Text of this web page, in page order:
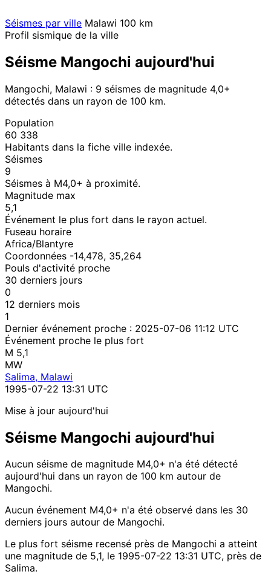
Séismes par ville Malawi 100 km
Profil sismique de la ville
Séisme Mangochi aujourd'hui
Mangochi, Malawi : 9 séismes de magnitude 4,0+
détectés dans un rayon de 100 km.
Population
60 338
Habitants dans la fiche ville indexée.
Séismes
9
Séismes à M4,0+ à proximité.
Magnitude max
5,1
Événement le plus fort dans le rayon actuel.
Fuseau horaire
Africa/Blantyre
Coordonnées -14,478, 35,264
Pouls d'activité proche
30 derniers jours
0
12 derniers mois
1
Dernier événement proche : 2025-07-06 11:12 UTC
Événement proche le plus fort
M 5,1
MW
Salima, Malawi
1995-07-22 13:31 UTC
Mise à jour aujourd'hui
Séisme Mangochi aujourd'hui
Aucun séisme de magnitude M4,0+ n'a été détecté
aujourd'hui dans un rayon de 100 km autour de
Mangochi.
Aucun événement M4,0+ n'a été observé dans les 30
derniers jours autour de Mangochi.
Le plus fort séisme recensé près de Mangochi a atteint
une magnitude de 5,1, le 1995-07-22 13:31 UTC, près de
Salima.